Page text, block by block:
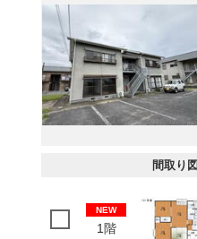
間取り図
NEW
1階